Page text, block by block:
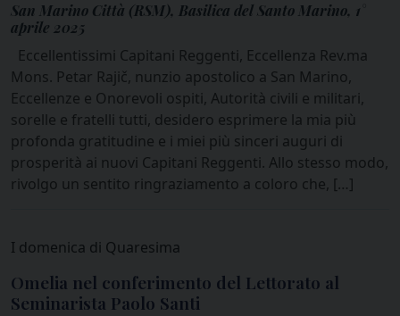
San Marino Città (RSM), Basilica del Santo Marino, 1°
aprile 2025
Eccellentissimi Capitani Reggenti, Eccellenza Rev.ma
Mons. Petar Rajič, nunzio apostolico a San Marino,
Eccellenze e Onorevoli ospiti, Autorità civili e militari,
sorelle e fratelli tutti, desidero esprimere la mia più
profonda gratitudine e i miei più sinceri auguri di
prosperità ai nuovi Capitani Reggenti. Allo stesso modo,
rivolgo un sentito ringraziamento a coloro che, […]
I domenica di Quaresima
Omelia nel conferimento del Lettorato al
Seminarista Paolo Santi